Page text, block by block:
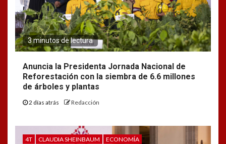
3 minutos de lectura
Anuncia la Presidenta Jornada Nacional de
Reforestación con la siembra de 6.6 millones
de árboles y plantas
2 días atrás Redacción
4T CLAUDIA SHEINBAUM ECONOMÍA